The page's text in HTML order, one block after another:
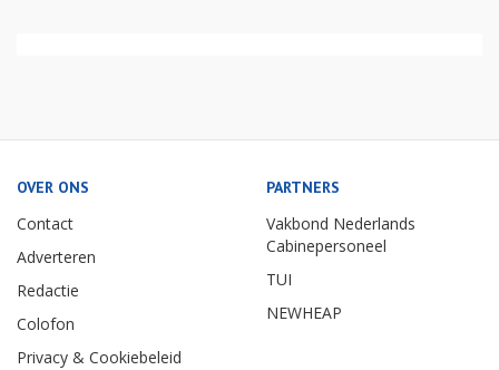
OVER ONS
Contact
Adverteren
Redactie
Colofon
Privacy & Cookiebeleid
PARTNERS
Vakbond Nederlands
Cabinepersoneel
TUI
NEWHEAP